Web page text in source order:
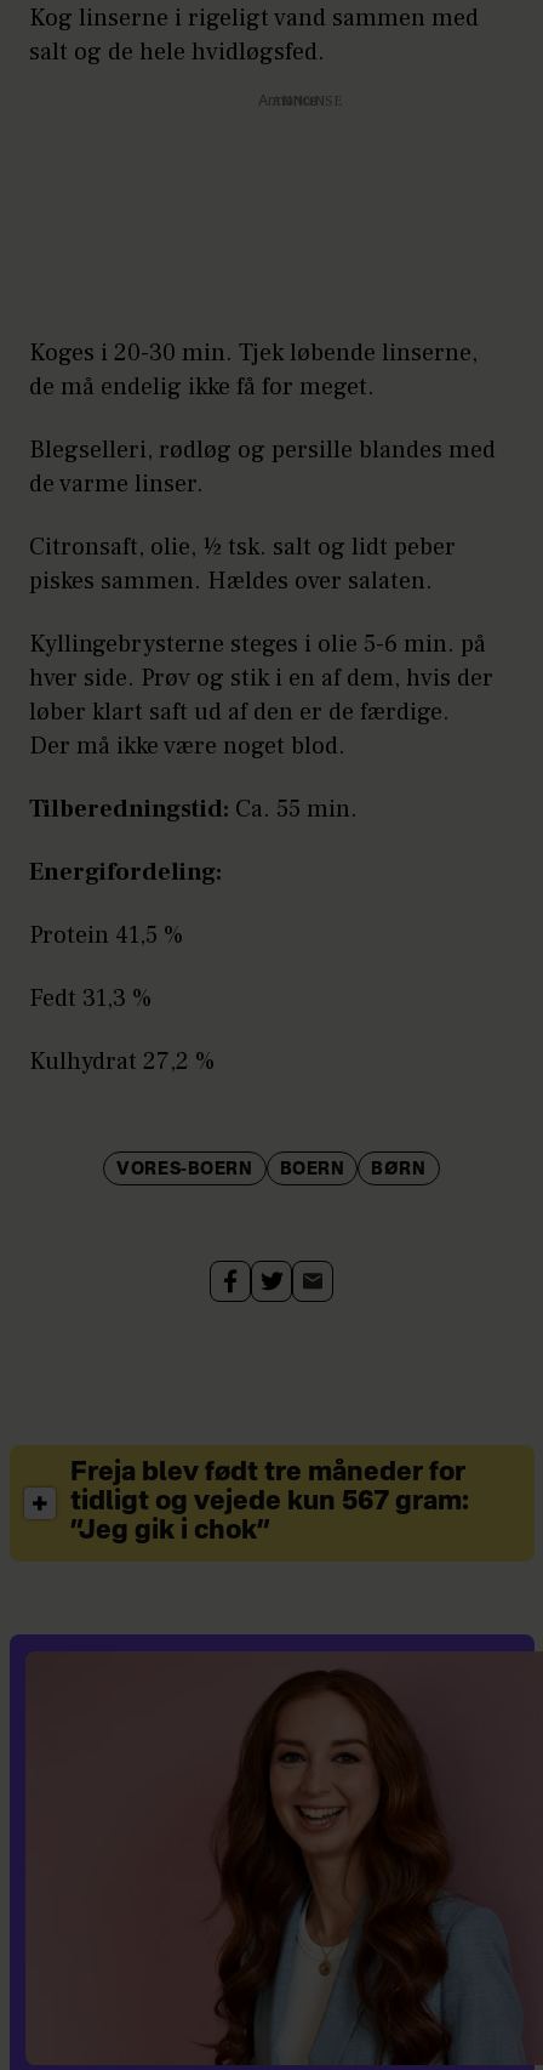
Kog linserne i rigeligt vand sammen med
salt og de hele hvidløgsfed.
Annonce
Koges i 20-30 min. Tjek løbende linserne,
de må endelig ikke få for meget.
Blegselleri, rødløg og persille blandes med
de varme linser.
Citronsaft, olie, ½ tsk. salt og lidt peber
piskes sammen. Hældes over salaten.
Kyllingebrysterne steges i olie 5-6 min. på
hver side. Prøv og stik i en af dem, hvis der
løber klart saft ud af den er de færdige.
Der må ikke være noget blod.
Tilberedningstid: Ca. 55 min.
Energifordeling:
Protein 41,5 %
Fedt 31,3 %
Kulhydrat 27,2 %
VORES-BOERN BOERN BØRN
Freja blev født tre måneder for
tidligt og vejede kun 567 gram:
”Jeg gik i chok”